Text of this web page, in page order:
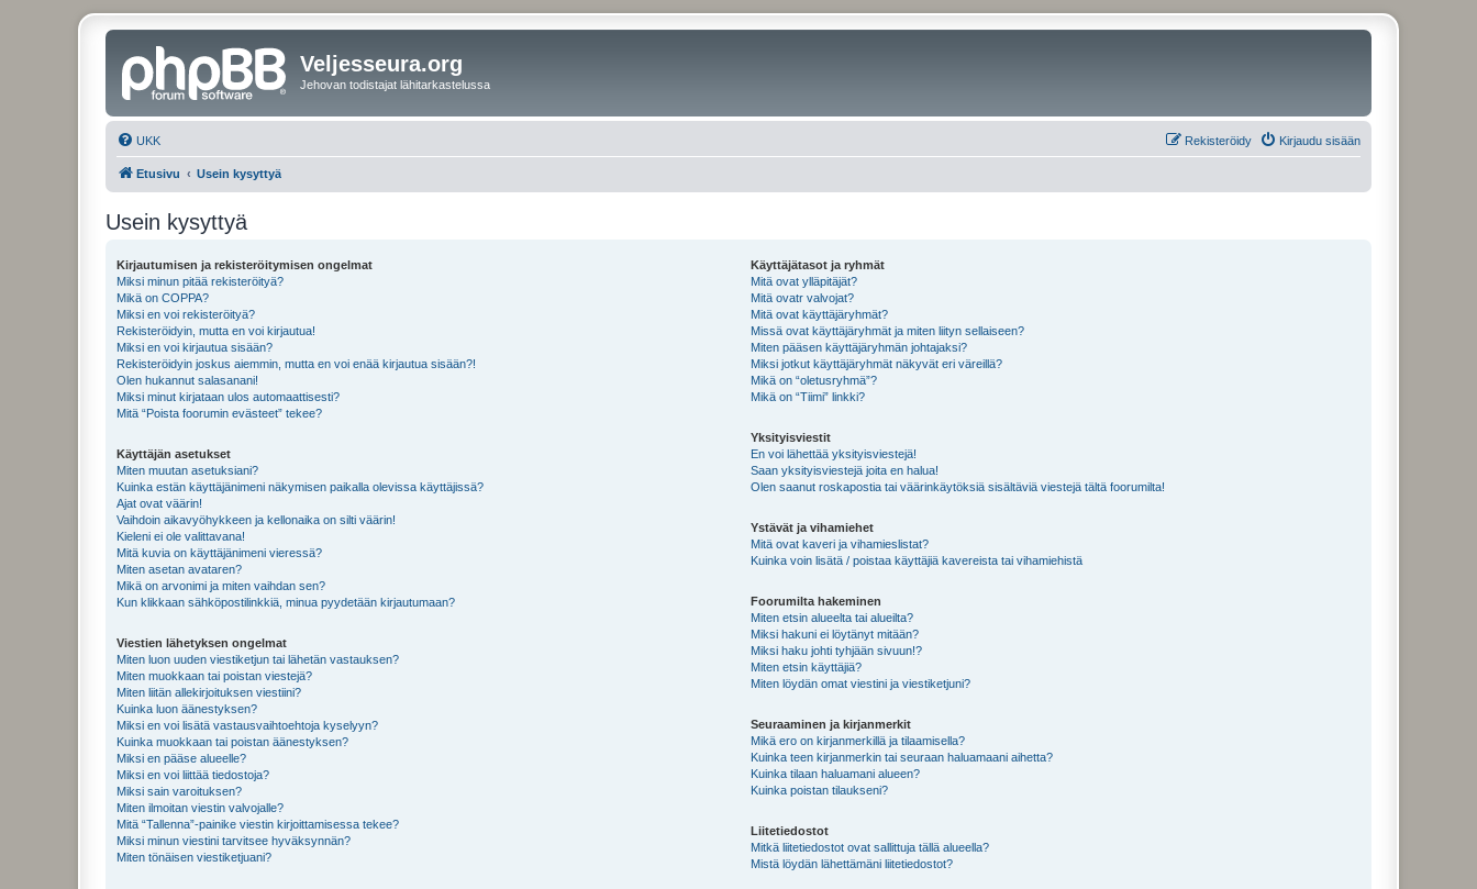
Veljesseura.org
Jehovan todistajat lähitarkastelussa
UKK Kirjaudu sisään
Rekisteröidy
Etusivu Usein kysyttyä
Usein kysyttyä
Kirjautumisen ja rekisteröitymisen ongelmat
Miksi minun pitää rekisteröityä?
Mikä on COPPA?
Miksi en voi rekisteröityä?
Rekisteröidyin, mutta en voi kirjautua!
Miksi en voi kirjautua sisään?
Rekisteröidyin joskus aiemmin, mutta en voi enää kirjautua sisään?!
Olen hukannut salasanani!
Miksi minut kirjataan ulos automaattisesti?
Mitä “Poista foorumin evästeet” tekee?
Käyttäjän asetukset
Miten muutan asetuksiani?
Kuinka estän käyttäjänimeni näkymisen paikalla olevissa käyttäjissä?
Ajat ovat väärin!
Vaihdoin aikavyöhykkeen ja kellonaika on silti väärin!
Kieleni ei ole valittavana!
Mitä kuvia on käyttäjänimeni vieressä?
Miten asetan avataren?
Mikä on arvonimi ja miten vaihdan sen?
Kun klikkaan sähköpostilinkkiä, minua pyydetään kirjautumaan?
Viestien lähetyksen ongelmat
Miten luon uuden viestiketjun tai lähetän vastauksen?
Miten muokkaan tai poistan viestejä?
Miten liitän allekirjoituksen viestiini?
Kuinka luon äänestyksen?
Miksi en voi lisätä vastausvaihtoehtoja kyselyyn?
Kuinka muokkaan tai poistan äänestyksen?
Miksi en pääse alueelle?
Miksi en voi liittää tiedostoja?
Miksi sain varoituksen?
Miten ilmoitan viestin valvojalle?
Mitä “Tallenna”-painike viestin kirjoittamisessa tekee?
Miksi minun viestini tarvitsee hyväksynnän?
Miten tönäisen viestiketjuani?
Käyttäjätasot ja ryhmät
Mitä ovat ylläpitäjät?
Mitä ovatr valvojat?
Mitä ovat käyttäjäryhmät?
Missä ovat käyttäjäryhmät ja miten liityn sellaiseen?
Miten pääsen käyttäjäryhmän johtajaksi?
Miksi jotkut käyttäjäryhmät näkyvät eri väreillä?
Mikä on “oletusryhmä”?
Mikä on “Tiimi” linkki?
Yksityisviestit
En voi lähettää yksityisviestejä!
Saan yksityisviestejä joita en halua!
Olen saanut roskapostia tai väärinkäytöksiä sisältäviä viestejä tältä foorumilta!
Ystävät ja vihamiehet
Mitä ovat kaveri ja vihamieslistat?
Kuinka voin lisätä / poistaa käyttäjiä kavereista tai vihamiehistä
Foorumilta hakeminen
Miten etsin alueelta tai alueilta?
Miksi hakuni ei löytänyt mitään?
Miksi haku johti tyhjään sivuun!?
Miten etsin käyttäjiä?
Miten löydän omat viestini ja viestiketjuni?
Seuraaminen ja kirjanmerkit
Mikä ero on kirjanmerkillä ja tilaamisella?
Kuinka teen kirjanmerkin tai seuraan haluamaani aihetta?
Kuinka tilaan haluamani alueen?
Kuinka poistan tilaukseni?
Liitetiedostot
Mitkä liitetiedostot ovat sallittuja tällä alueella?
Mistä löydän lähettämäni liitetiedostot?